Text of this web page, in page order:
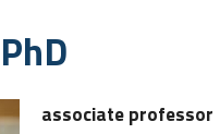
associate professor